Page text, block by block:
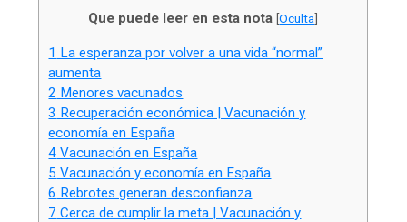
Que puede leer en esta nota [Oculta]
1 La esperanza por volver a una vida “normal”
aumenta
2 Menores vacunados
3 Recuperación económica | Vacunación y
economía en España
4 Vacunación en España
5 Vacunación y economía en España
6 Rebrotes generan desconfianza
7 Cerca de cumplir la meta | Vacunación y